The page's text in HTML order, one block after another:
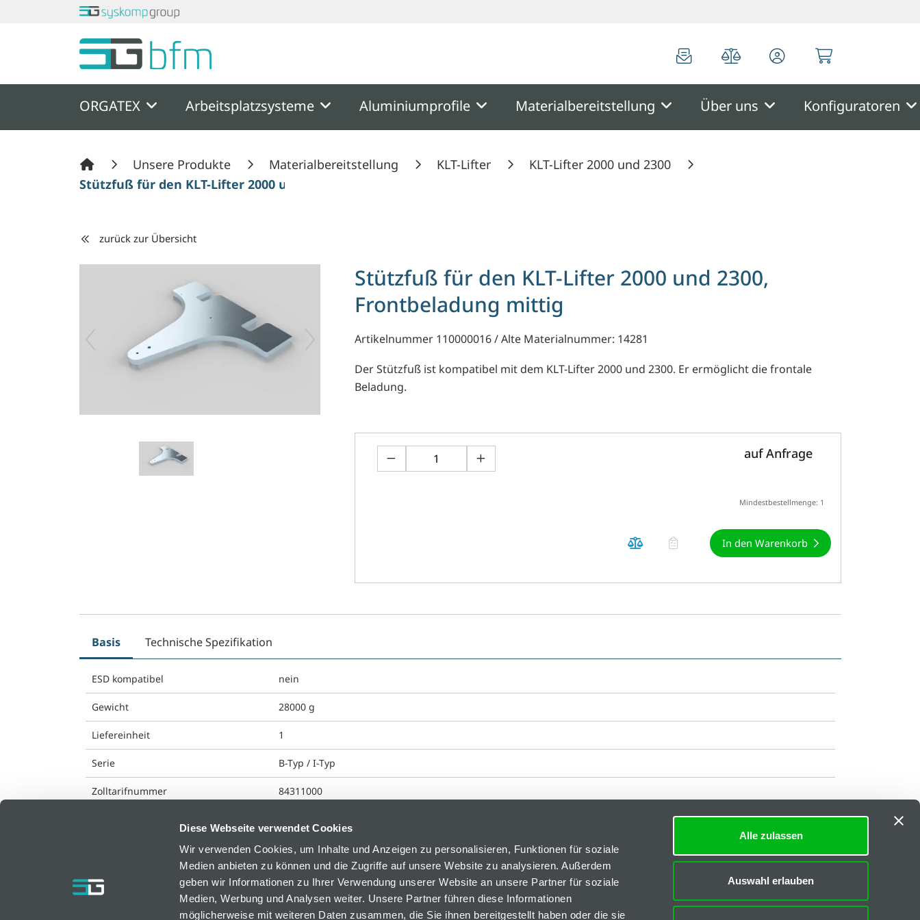
Diese Webseite verwendet Cookies
Wir verwenden Cookies, um Inhalte und Anzeigen zu personalisieren, Funktionen für soziale
Medien anbieten zu können und die Zugriffe auf unsere Website zu analysieren. Außerdem
geben wir Informationen zu Ihrer Verwendung unserer Website an unsere Partner für soziale
Medien, Werbung und Analysen weiter. Unsere Partner führen diese Informationen
möglicherweise mit weiteren Daten zusammen, die Sie ihnen bereitgestellt haben oder die sie
Alle zulassen
Auswahl erlauben
Springe zu Hauptinhalt Springe zum Header
ORGATEX Arbeitsplatzsysteme Aluminiumprofile Materialbereitstellung Über uns Konfiguratoren
Unsere Produkte Materialbereitstellung KLT-Lifter
KLT-Lifter 2000 und 2300
Stützfuß für den KLT-Lifter 2000 und 2300, Frontbeladung mittig
zurück zur Übersicht
Stützfuß für den KLT-Lifter 2000 und 2300,
Frontbeladung mittig
Artikelnummer 110000016 / Alte Materialnummer: 14281
Der Stützfuß ist kompatibel mit dem KLT-Lifter 2000 und 2300. Er ermöglicht die frontale
Beladung.
auf Anfrage
Mindestbestellmenge: 1
In den Warenkorb
Basis Technische Spezifikation
ESD kompatibel nein
Gewicht 28000 g
Liefereinheit 1
Serie B-Typ / I-Typ
Zolltarifnummer 84311000
bfm GmbH
Downloads
FAQs